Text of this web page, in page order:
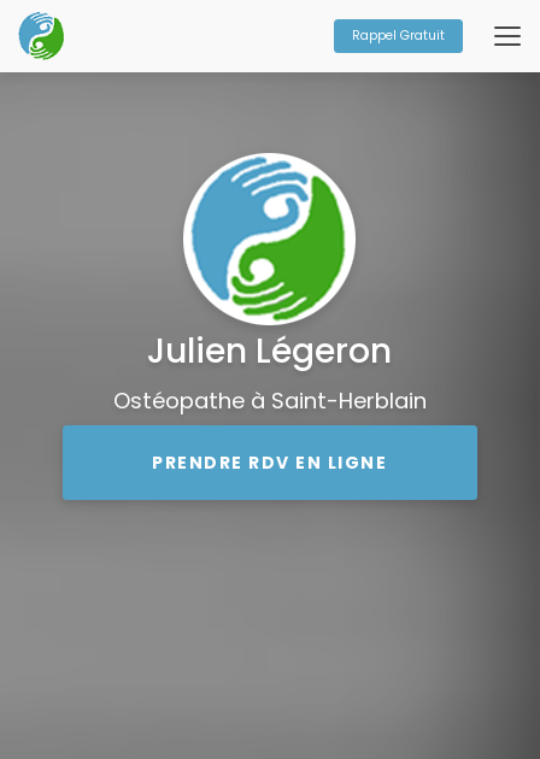
Aller
au
contenu
principal
Rappel Gratuit
Julien Légeron
Ostéopathe à Saint-Herblain
PRENDRE RDV EN LIGNE